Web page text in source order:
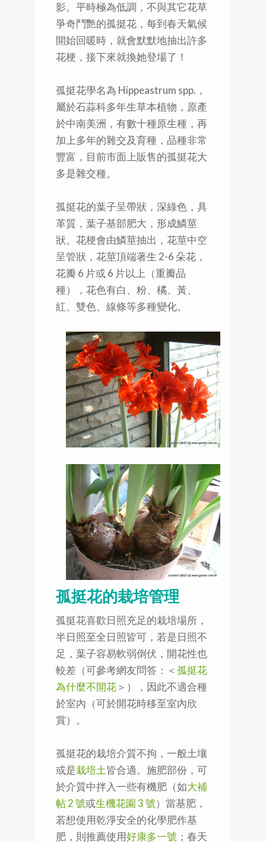
影。平時極為低調，不與其它花草
爭奇鬥艷的孤挺花，每到春天氣候
開始回暖時，就會默默地抽出許多
花梗，接下來就換她登場了！
孤挺花學名為 Hippeastrum spp.，
屬於石蒜科多年生草本植物，原產
於中南美洲，有數十種原生種，再
加上多年的雜交及育種，品種非常
豐富，目前市面上販售的孤挺花大
多是雜交種。
孤挺花的葉子呈帶狀，深綠色，具
革質，葉子基部肥大，形成鱗莖
狀。花梗會由鱗莖抽出，花莖中空
呈管狀，花莖頂端著生 2-6 朵花，
花瓣 6 片或 6 片以上（重瓣品
種），花色有白、粉、橘、黃、
紅、雙色、線條等多種變化。
孤挺花的栽培管理
孤挺花喜歡日照充足的栽培場所，
半日照至全日照皆可，若是日照不
足，葉子容易軟弱倒伏，開花性也
較差（可參考網友問答：＜孤挺花
為什麼不開花＞），因此不適合種
於室內（可於開花時移至室內欣
賞）。
孤挺花的栽培介質不拘，一般土壤
或是栽培土皆合適。施肥部份，可
於介質中拌入一些有機肥（如大補
帖 2 號或生機花園 3 號）當基肥，
若想使用乾淨安全的化學肥作基
肥，則推薦使用好康多一號 ；春天